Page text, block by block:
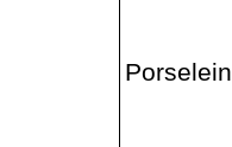
Porselein